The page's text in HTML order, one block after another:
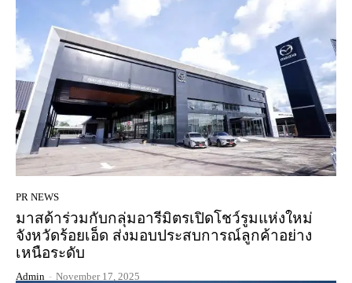
PR NEWS
มาสด้าร่วมกับกลุ่มอารีมิตรเปิดโชว์รูมแห่งใหม่
จังหวัดร้อยเอ็ด ส่งมอบประสบการณ์ลูกค้าอย่าง
เหนือระดับ
Admin - November 17, 2025